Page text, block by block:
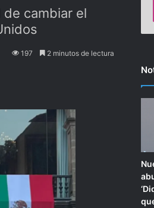
de cambiar el
197 2 minutos de lectura